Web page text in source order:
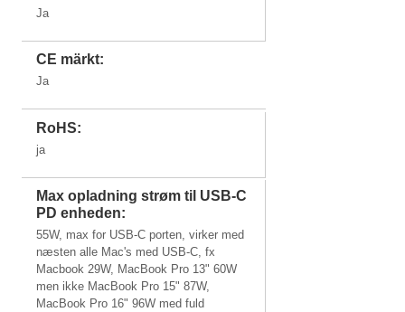
Ja
CE märkt:
Ja
RoHS:
ja
Max opladning strøm til USB-C
PD enheden:
55W, max for USB-C porten, virker med
næsten alle Mac's med USB-C, fx
Macbook 29W, MacBook Pro 13" 60W
men ikke MacBook Pro 15" 87W,
MacBook Pro 16" 96W med fuld